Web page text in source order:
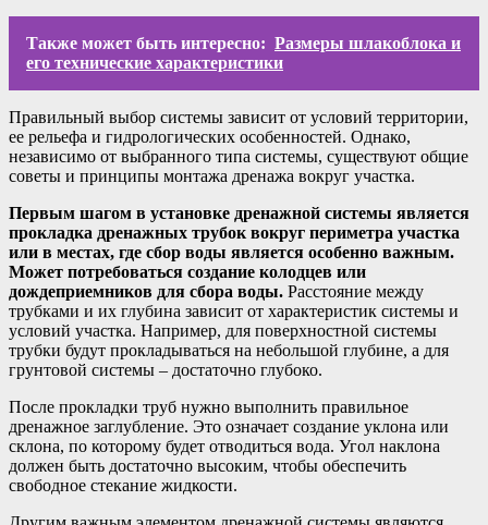
Также может быть интересно: Размеры шлакоблока и
его технические характеристики
Правильный выбор системы зависит от условий территории,
ее рельефа и гидрологических особенностей. Однако,
независимо от выбранного типа системы, существуют общие
советы и принципы монтажа дренажа вокруг участка.
Первым шагом в установке дренажной системы является
прокладка дренажных трубок вокруг периметра участка
или в местах, где сбор воды является особенно важным.
Может потребоваться создание колодцев или
дождеприемников для сбора воды. Расстояние между
трубками и их глубина зависит от характеристик системы и
условий участка. Например, для поверхностной системы
трубки будут прокладываться на небольшой глубине, а для
грунтовой системы – достаточно глубоко.
После прокладки труб нужно выполнить правильное
дренажное заглубление. Это означает создание уклона или
склона, по которому будет отводиться вода. Угол наклона
должен быть достаточно высоким, чтобы обеспечить
свободное стекание жидкости.